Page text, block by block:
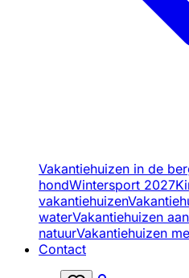
Vakantiehuizen in de
hondWintersport 2027
vakantiehuizen
waterVakantiehuizen
natuurVakantiehuizen
Contact